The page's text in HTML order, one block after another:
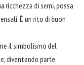
ricchezza di semi, possa
È un rito di buon
il simbolismo del
diventando parte